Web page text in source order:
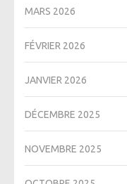
MARS 2026
FÉVRIER 2026
JANVIER 2026
DÉCEMBRE 2025
NOVEMBRE 2025